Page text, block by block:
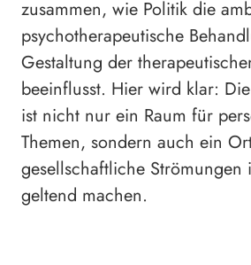
zusammen, wie Politik die
psychotherapeutische
Gestaltung der
beeinflusst. Hier wird klar:
ist nicht nur ein Raum für
Themen, sondern auch ein
gesellschaftliche Strömungen
geltend machen.